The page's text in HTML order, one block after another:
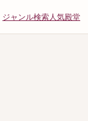
ジャンル検索人気殿堂